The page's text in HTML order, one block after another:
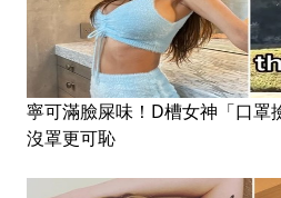
寧可滿臉屎味！D槽女神「口罩
沒罩更可恥